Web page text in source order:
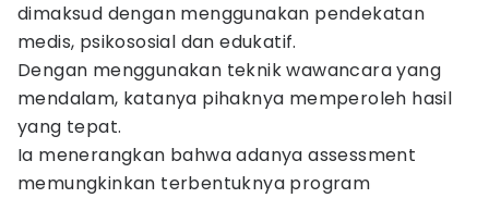
dimaksud dengan menggunakan pendekatan
medis, psikososial dan edukatif.
Dengan menggunakan teknik wawancara yang
mendalam, katanya pihaknya memperoleh hasil
yang tepat.
Ia menerangkan bahwa adanya assessment
memungkinkan terbentuknya program